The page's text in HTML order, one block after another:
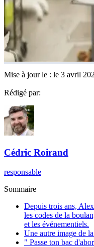
Mise à jour le : le 3 avril
Rédigé par:
Cédric Roirand
responsable
Sommaire
Depuis trois ans,
les codes de la
et les événementiels.
Une autre image de
" Passe ton bac